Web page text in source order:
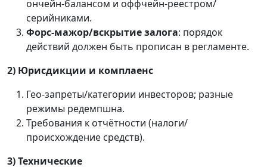
ончейн-балансом и оффчейн-реестром/
серийниками.
Форс-мажор/вскрытие залога: порядок
действий должен быть прописан в регламенте.
2) Юрисдикции и комплаенс
Гео-запреты/категории инвесторов; разные
режимы редемпшна.
Требования к отчётности (налоги/
происхождение средств).
3) Технические